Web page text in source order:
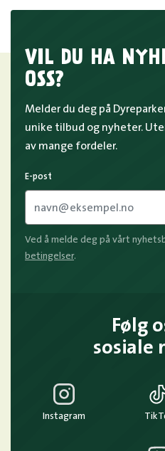
VIL DU HA
OSS?
Melder du deg på
unike tilbud og nyheter.
av mange fordeler.
E-post
Ved å melde deg på vårt
betingelser.
Følg
sosiale
Instagram